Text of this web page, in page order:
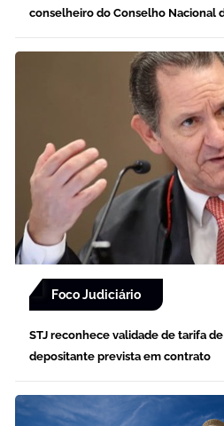
conselheiro do Conselho Nacional
Foco Judiciário
STJ reconhece validade de tarifa
depositante prevista em contrato